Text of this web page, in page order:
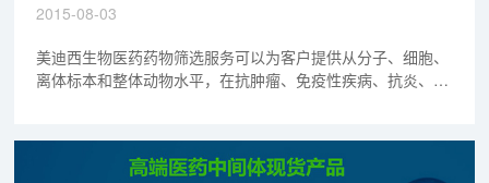
2015-08-03
美迪西生物医药药物筛选服务可以为客户提供从分子、细胞、
离体标本和整体动物水平，在抗肿瘤、免疫性疾病、抗炎、心
型，又包括深入筛选的各级复筛模型，形成了高效、多层次的
新药筛选平台。